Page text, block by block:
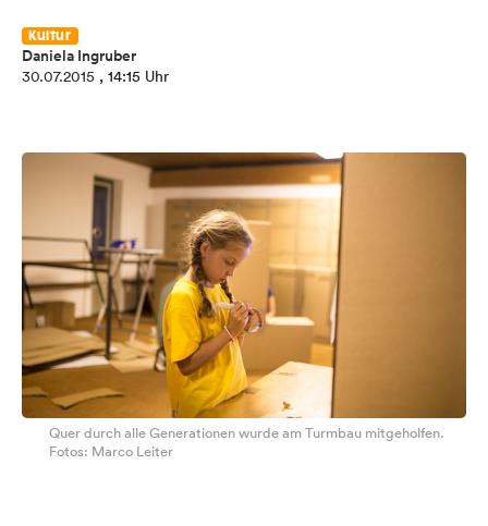
Kultur
Daniela Ingruber
30.07.2015 , 14:15 Uhr
Quer durch alle Generationen wurde am Turmbau mitgeholfen.
Fotos: Marco Leiter